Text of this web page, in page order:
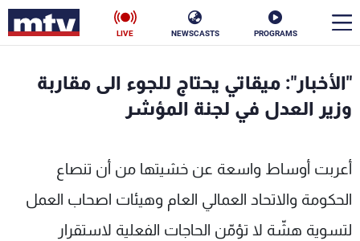
PROGRAMS
NEWSCASTS
LIVE
"الأخبار": ميقاتي يحتاج للجوء الى مقاربة
وزير العدل في لجنة المؤشر
أعربت أوساط واسعة عن خشيتها من أن تنصاع
الحكومة والاتحاد العمالي العام وهيئات اصحاب العمل
لتسوية هشّة لا تؤمّن الحاجات الفعلية لاستقرار
الأخبار
منوعات رياضة